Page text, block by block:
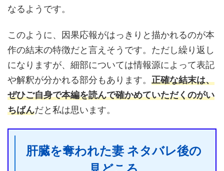
なるようです。
このように、因果応報がはっきりと描かれるのが本
作の結末の特徴だと言えそうです。ただし繰り返し
になりますが、細部については情報源によって表記
や解釈が分かれる部分もあります。 正確な結末は、
ぜひご自身で本編を読んで確かめていただくのがい
ちばんだと私は思います。
肝臓を奪われた妻 ネタバレ後の